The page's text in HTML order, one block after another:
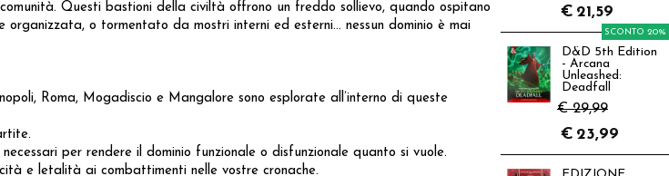
Questi bastioni della civiltà offrono un freddo sollievo, quando ospitano
o tormentato da mostri interni ed esterni... nessun dominio è mai
Roma, Mogadiscio e Mangalore sono esplorate all’interno di queste
per rendere il dominio funzionale o disfunzionale quanto si vuole.
e letalità ai combattimenti nelle vostre cronache.
€ 21,59
D&D 5th Edition
- Arcana
Unleashed:
Deadfall
€ 29,99
SCONTO 20%
€ 23,99